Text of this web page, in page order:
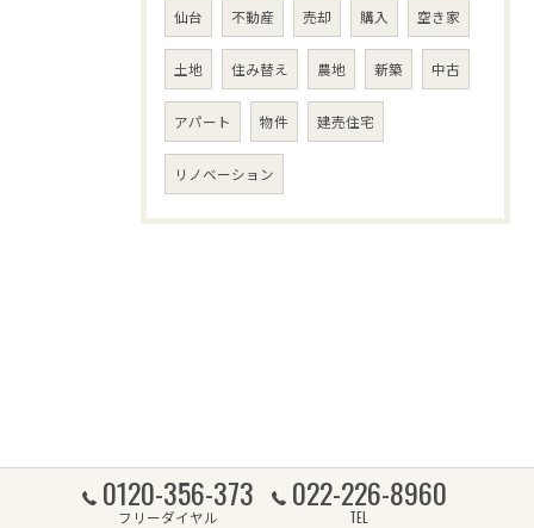
仙台 不動産 売却 購入 空き家
土地 住み替え 農地 新築 中古
アパート 物件 建売住宅
リノベーション
0120-356-373
フリーダイヤル
022-226-8960
TEL